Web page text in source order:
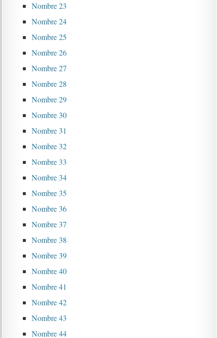
Nombre 23
Nombre 24
Nombre 25
Nombre 26
Nombre 27
Nombre 28
Nombre 29
Nombre 30
Nombre 31
Nombre 32
Nombre 33
Nombre 34
Nombre 35
Nombre 36
Nombre 37
Nombre 38
Nombre 39
Nombre 40
Nombre 41
Nombre 42
Nombre 43
Nombre 44